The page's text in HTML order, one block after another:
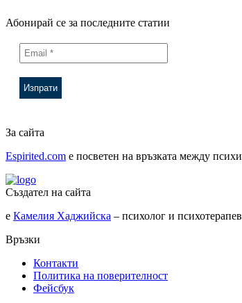
Абонирай се за последните статии
За сайта
Espirited.com e посветен на връзката между
Създател на сайта
е Камелия Хаджийска – психолог и
Връзки
Контакти
Политика на поверителност
Фейсбук